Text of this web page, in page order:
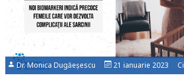
Dr. Monica Dugăeșescu 21 ianuarie 2023